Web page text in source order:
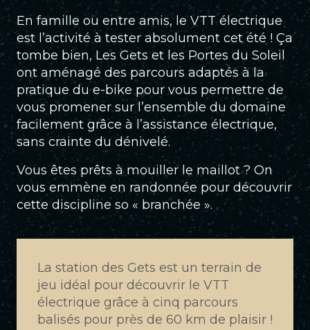
En famille ou entre amis, le VTT électrique
est l’activité à tester absolument cet été ! Ça
tombe bien, Les Gets et les Portes du Soleil
ont aménagé des parcours adaptés à la
pratique du e-bike pour vous permettre de
vous promener sur l’ensemble du domaine
facilement grâce à l’assistance électrique,
sans crainte du dénivelé.
Vous êtes prêts à mouiller le maillot ? On
vous emmène en randonnée pour découvrir
cette discipline so « branchée ».
La station des Gets est un terrain de
jeu idéal pour découvrir le VTT
électrique grâce à cinq parcours
balisés pour près de 60 km de plaisir !